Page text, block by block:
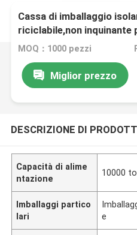
Cassa di imballaggio
riciclabile,non
MOQ：1000 pezzi
Miglior prezzo
DESCRIZIONE DI
Capacità di alime
ntazione
10000
Imballaggi partico
lari
e